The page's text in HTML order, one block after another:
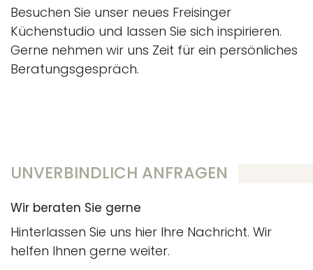
Besuchen Sie unser neues Freisinger
Küchenstudio und lassen Sie sich inspirieren.
Gerne nehmen wir uns Zeit für ein persönliches
Beratungsgespräch.
UNVERBINDLICH ANFRAGEN
Wir beraten Sie gerne
Hinterlassen Sie uns hier Ihre Nachricht. Wir
helfen Ihnen gerne weiter.